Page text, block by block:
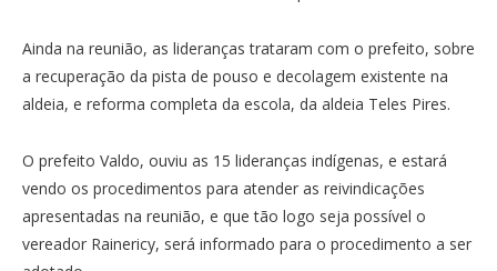
Ainda na reunião, as lideranças trataram com o prefeito, sobre
a recuperação da pista de pouso e decolagem existente na
aldeia, e reforma completa da escola, da aldeia Teles Pires.
O prefeito Valdo, ouviu as 15 lideranças indígenas, e estará
vendo os procedimentos para atender as reivindicações
apresentadas na reunião, e que tão logo seja possível o
vereador Rainericy, será informado para o procedimento a ser